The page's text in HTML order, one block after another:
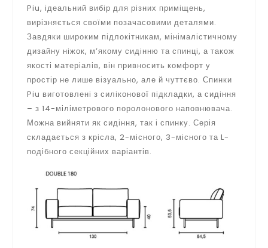
Piu, ідеальний вибір для різних приміщень,
вирізняється своїми позачасовими деталями.
Завдяки широким підлокітникам, мінімалістичному
дизайну ніжок, м’якому сидінню та спинці, а також
якості матеріалів, він привносить комфорт у
простір не лише візуально, але й чуттєво. Спинки
Piu виготовлені з силіконової підкладки, а сидіння
– з 14-міліметрового поролонового наповнювача.
Можна вийняти як сидіння, так і спинку. Серія
складається з крісла, 2-місного, 3-місного та L-
подібного секційних варіантів.